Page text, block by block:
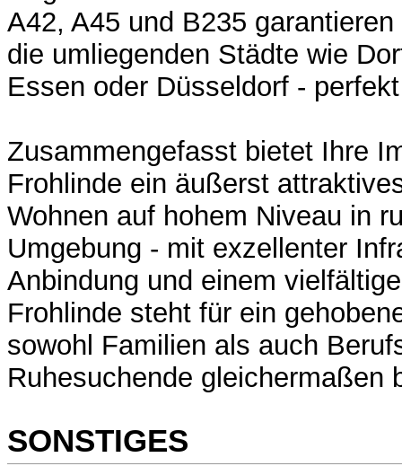
A42, A45 und B235
die umliegenden Städte wie
Essen oder Düsseldorf -
Zusammengefasst bietet Ihre
Frohlinde ein äußerst
Wohnen auf hohem Niveau in
Umgebung - mit exzellenter
Anbindung und einem
Frohlinde steht für ein
sowohl Familien als auch
Ruhesuchende gleichermaßen
SONSTIGES